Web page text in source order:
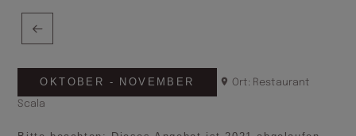
OKTOBER - NOVEMBER Ort: Restaurant
Scala